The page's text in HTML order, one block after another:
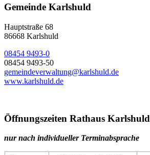
Gemeinde Karlshuld
Hauptstraße 68
86668 Karlshuld
08454 9493-0
08454 9493-50
gemeindeverwaltung@karlshuld.de
www.karlshuld.de
Öffnungszeiten Rathaus Karlshuld
nur nach individueller Terminabsprache